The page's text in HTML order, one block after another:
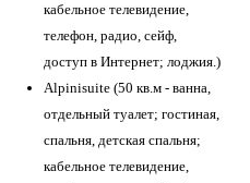
кабельное телевидение,
телефон, радио, сейф,
доступ в Интернет; лоджия.)
Alpinisuite (50 кв.м - ванна,
отдельный туалет; гостиная,
спальня, детская спальня;
кабельное телевидение,